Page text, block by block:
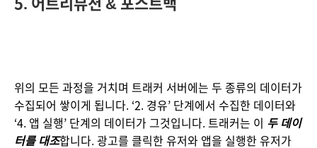
5. 어트리뷰션 & 포스트백
위의 모든 과정을 거치며 트래커 서버에는 두 종류의 데이터가
수집되어 쌓이게 됩니다. ‘2. 경유’ 단계에서 수집한 데이터와
‘4. 앱 실행’ 단계의 데이터가 그것입니다. 트래커는 이 두 데이
터를 대조합니다. 광고를 클릭한 유저와 앱을 실행한 유저가